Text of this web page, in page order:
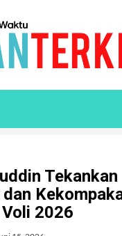
Tekankan
2026